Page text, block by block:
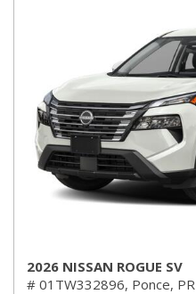
2026 NISSAN ROGUE SV
# 01TW332896, Ponce, PR